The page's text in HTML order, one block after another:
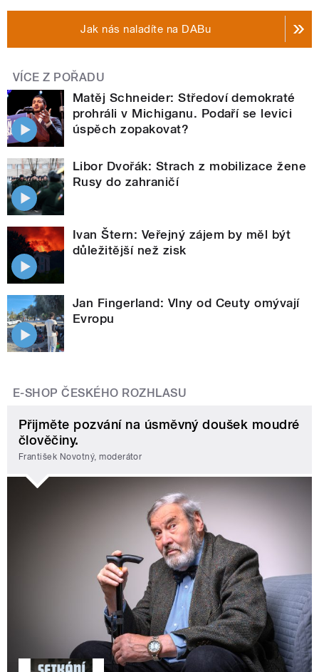
Jak nás naladíte na DABu
VÍCE Z POŘADU
Matěj Schneider: Středoví demokraté
prohráli v Michiganu. Podaří se levici
úspěch zopakovat?
Libor Dvořák: Strach z mobilizace žene
Rusy do zahraničí
Ivan Štern: Veřejný zájem by měl být
důležitější než zisk
Jan Fingerland: Vlny od Ceuty omývají
Evropu
E-SHOP ČESKÉHO ROZHLASU
Přijměte pozvání na úsměvný doušek moudré
člověčiny.
František Novotný, moderátor